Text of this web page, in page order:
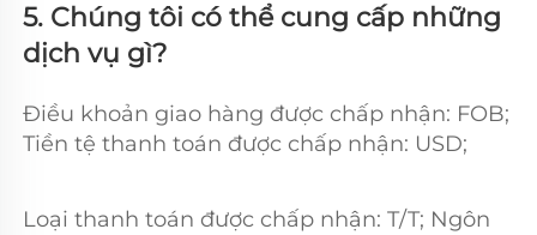
5. Chúng tôi có thể cung cấp những
dịch vụ gì?
Tiền tệ thanh toán được chấp nhận: USD;
Loại thanh toán được chấp nhận: T/T; Ngôn